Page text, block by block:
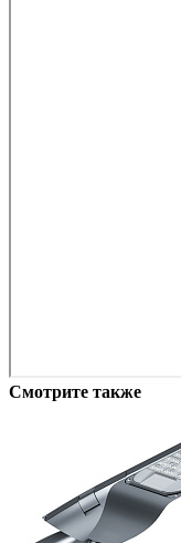
Смотрите также